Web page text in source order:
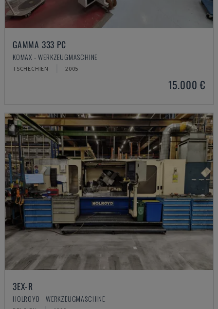
GAMMA 333 PC
KOMAX - WERKZEUGMASCHINE
TSCHECHIEN 2005
15.000 €
3EX-R
HOLROYD - WERKZEUGMASCHINE